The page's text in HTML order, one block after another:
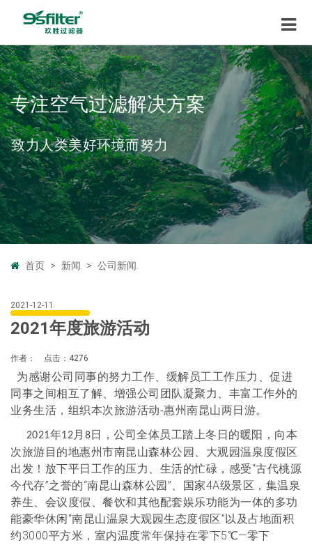
致力人类美好环境而努力
专注空气过滤解决方案
首页 > 新闻. > 公司新闻.
2021-12-11
2021年度旅游活动
作者： 点击：4276
为感谢公司同事的努力工作、缓解员工工作压力、促进
同事之间相互了解、增强公司团队凝聚力、丰富工作外的
业务生活，组织本次旅游活动-惠州南昆山两日游。
2021年12月 8日，公司全体员工踏上冬日的暖阳，向本
次旅游目的地惠州市南昆山森林公园、大观园温泉度假区
出发！放下平日工作的压力、生活的忙碌，感受“古代桃源
今代存”之誉的“南昆山森林公园”、 国家4A级景区，集温泉
养生、会议度假、餐饮和其他配套娱乐功能为一体的多功
能豪华休闲“南昆山温泉大观园生态度假区”以及 占地面积
约3000平方米，室内温度常年保持在零下5℃—零下